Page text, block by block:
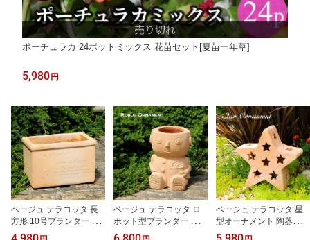
ポーチュラカ 24ポットミックス 花苗セット[夏苗一年草]
5,980円
ベージュ テラコッタ 長
方形 10号プランター 陶
器鉢 HM-52M
ベージュ テラコッタ ロ
ボット型プランター 陶器
鉢 HM-700
ベージュ テラコッタ 星
型オーナメント 陶器鉢 H
M-184